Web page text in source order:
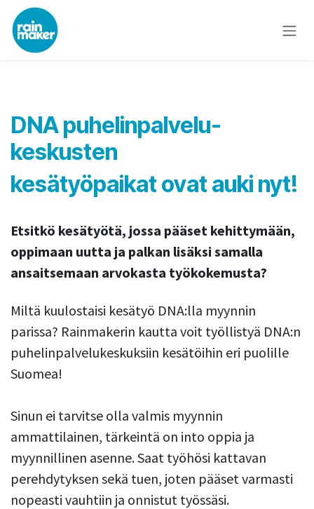
Skip to Content
DNA puhelinpalvelu-
keskusten
kesätyöpaikat ovat auki nyt!
Etsitkö kesätyötä, jossa pääset kehittymään,
oppimaan uutta ja palkan lisäksi samalla
ansaitsemaan arvokasta työkokemusta?
Miltä kuulostaisi kesätyö DNA:lla myynnin
parissa? Rainmakerin kautta voit työllistyä DNA:n
puhelinpalvelukeskuksiin kesätöihin eri puolille
Suomea!
Sinun ei tarvitse olla valmis myynnin
ammattilainen, tärkeintä on into oppia ja
myynnillinen asenne. Saat työhösi kattavan
perehdytyksen sekä tuen, joten pääset varmasti
nopeasti vauhtiin ja onnistut työssäsi.